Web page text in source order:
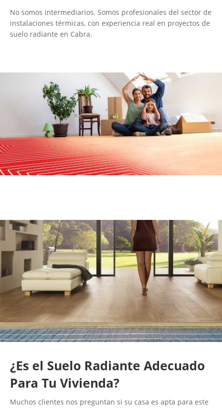
No somos intermediarios. Somos profesionales del sector de
instalaciones térmicas, con experiencia real en proyectos de
suelo radiante en Cabra.
¿Es el Suelo Radiante Adecuado
Para Tu Vivienda?
Muchos clientes nos preguntan si su casa es apta para este